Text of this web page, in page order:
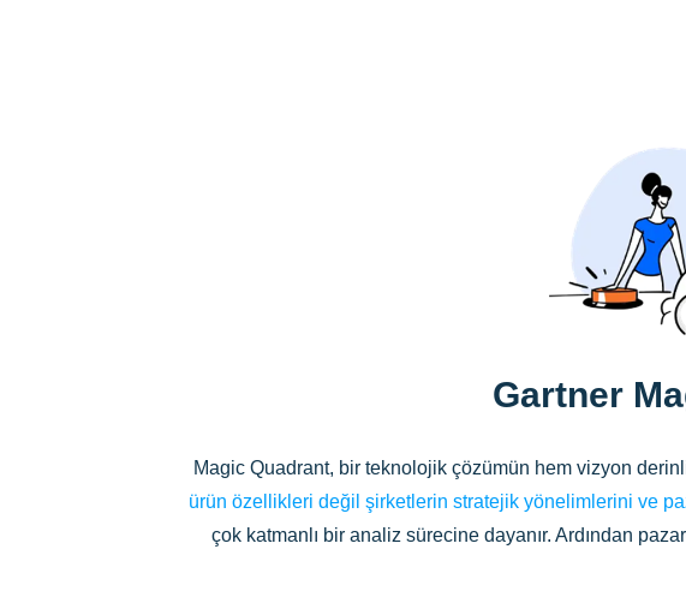
Gartner
Magic Quadrant, bir teknolojik çözümün hem vizyon
ürün özellikleri değil şirketlerin stratejik yönelimlerini ve
çok katmanlı bir analiz sürecine dayanır. Ardından